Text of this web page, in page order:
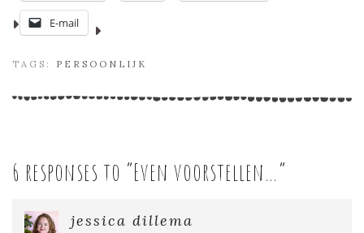
E-mail
TAGS: PERSOONLIJK
6 responses to “Even voorstellen…”
jessica dillema